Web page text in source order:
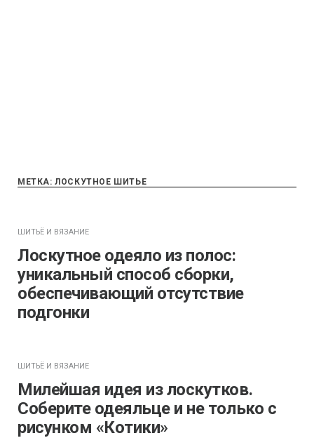
МЕТКА:ЛОСКУТНОЕ ШИТЬЕ
ШИТЬЁ И ВЯЗАНИЕ
Лоскутное одеяло из полос:
уникальный способ сборки,
обеспечивающий отсутствие
подгонки
ШИТЬЁ И ВЯЗАНИЕ
Милейшая идея из лоскутков.
Соберите одеяльце и не только с
рисунком «Котики»